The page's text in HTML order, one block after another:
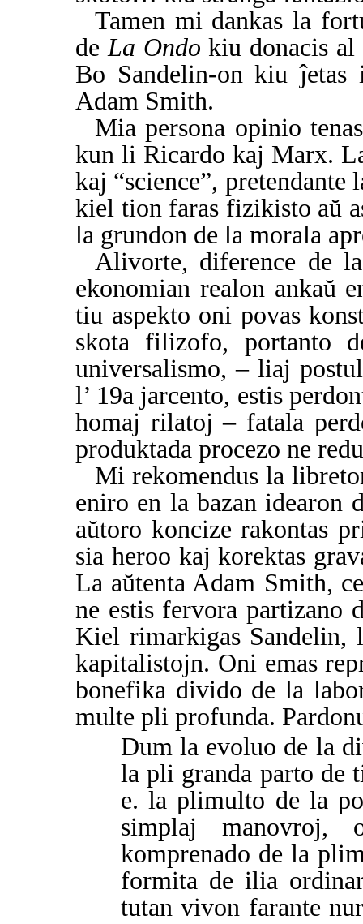
Tamen mi dankas la
deLa Ondo kiu donacis
Bo Sandelin-on kiu
Adam Smith.
Mia persona opinio
kun li Ricardo kaj Marx.
kaj “science”,
kiel tion faras fizikisto aŭ
la grundon de la morala
Alivorte, diference de
ekonomian realon ankaŭ
tiu aspekto oni povas
skota filizofo, portanto
universalismo, – liaj
l’ 19a jarcento, estis
homaj rilatoj – fatala
produktada procezo ne
Mi rekomendus la
eniro en la bazan idearon
aŭtoro koncize rakontas
sia heroo kaj korektas
La aŭtenta Adam Smith,
ne estis fervora partizano
Kiel rimarkigas
kapitalistojn. Oni emas
bonefika divido de la
multe pli profunda.
Dum la evoluo de la
la pli granda parto de
e. la plimulto de la
simplaj
komprenado de la
formita de ilia
tutan vivon farante